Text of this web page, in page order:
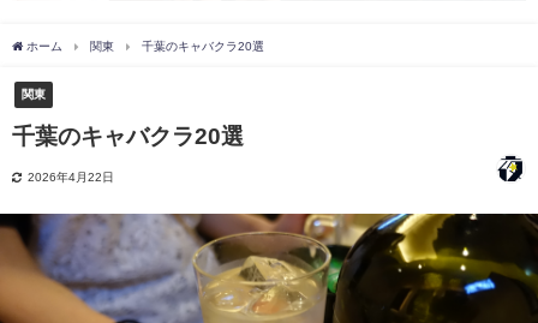
ホーム 関東 千葉のキャバクラ20選
関東
千葉のキャバクラ20選
2026年4月22日